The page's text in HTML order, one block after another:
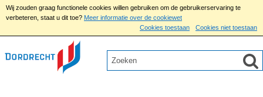
Wij zouden graag functionele cookies willen gebruiken om de gebruikerservaring te
verbeteren, staat u dit toe? Meer informatie over de cookiewet
Cookies toestaan
Cookies niet toestaan